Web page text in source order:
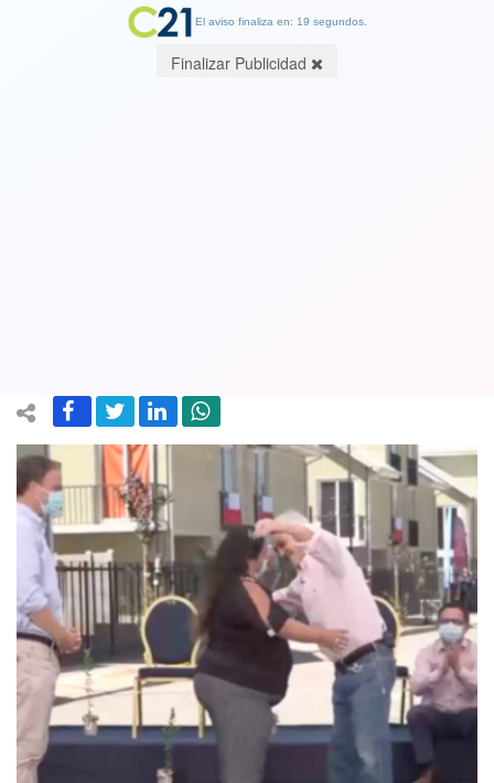
El aviso finaliza en: 19 segundos.
Finalizar Publicidad